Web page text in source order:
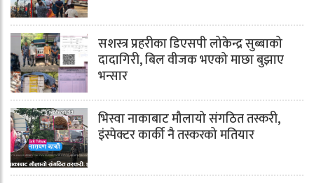
सशस्त्र प्रहरीका डिएसपी लोकेन्द्र सुब्बाको
दादागिरी, बिल वीजक भएको माछा बुझाए
भन्सार
भिस्वा नाकाबाट मौलायो संगठित तस्करी,
इंस्पेक्टर कार्की नै तस्करको मतियार